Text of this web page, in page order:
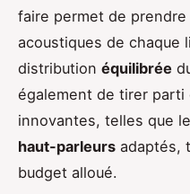
faire permet de
acoustiques de chaque
distribution équilibrée
également de tirer
innovantes, telles que
haut-parleurs adaptés,
budget alloué.